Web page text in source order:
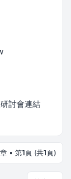
討會連結
• 第1頁 (共1頁)